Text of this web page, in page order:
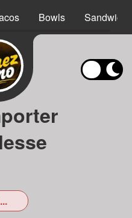
Bowls Sandwichs